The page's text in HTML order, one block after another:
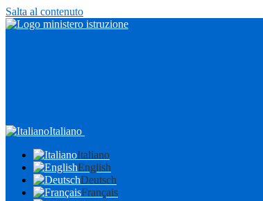
Salta al contenuto
Italiano
Italiano
English
Deutsch
Français